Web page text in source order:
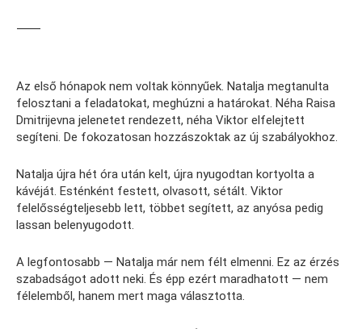
⸻
Az első hónapok nem voltak könnyűek. Natalja megtanulta
felosztani a feladatokat, meghúzni a határokat. Néha Raisa
Dmitrijevna jelenetet rendezett, néha Viktor elfelejtett
segíteni. De fokozatosan hozzászoktak az új szabályokhoz.
Natalja újra hét óra után kelt, újra nyugodtan kortyolta a
kávéját. Esténként festett, olvasott, sétált. Viktor
felelősségteljesebb lett, többet segített, az anyósa pedig
lassan belenyugodott.
A legfontosabb — Natalja már nem félt elmenni. Ez az érzés
szabadságot adott neki. És épp ezért maradhatott — nem
félelemből, hanem mert maga választotta.